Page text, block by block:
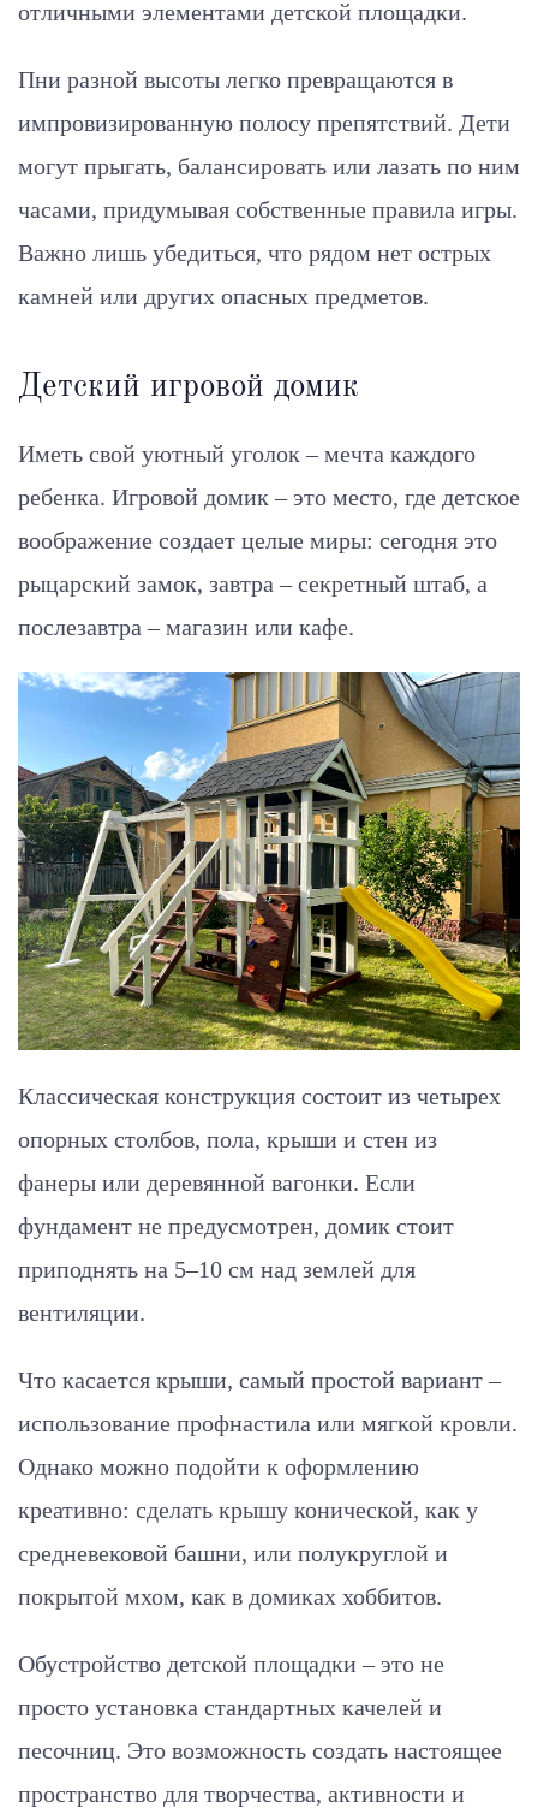
отличными элементами детской площадки.
Пни разной высоты легко превращаются в
импровизированную полосу препятствий. Дети
могут прыгать, балансировать или лазать по ним
часами, придумывая собственные правила игры.
Важно лишь убедиться, что рядом нет острых
камней или других опасных предметов.
Детский игровой домик
Иметь свой уютный уголок – мечта каждого
ребенка. Игровой домик – это место, где детское
воображение создает целые миры: сегодня это
рыцарский замок, завтра – секретный штаб, а
послезавтра – магазин или кафе.
Классическая конструкция состоит из четырех
опорных столбов, пола, крыши и стен из
фанеры или деревянной вагонки. Если
фундамент не предусмотрен, домик стоит
приподнять на 5–10 см над землей для
вентиляции.
Что касается крыши, самый простой вариант –
использование профнастила или мягкой кровли.
Однако можно подойти к оформлению
креативно: сделать крышу конической, как у
средневековой башни, или полукруглой и
покрытой мхом, как в домиках хоббитов.
Обустройство детской площадки – это не
просто установка стандартных качелей и
песочниц. Это возможность создать настоящее
пространство для творчества, активности и